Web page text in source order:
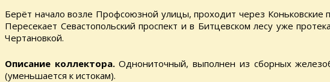
Берёт начало возле Профсоюзной улицы, проходит через Коньковские
Пересекает Севастопольский проспект и в Битцевском лесу уже
Чертановкой.
Описание коллектора.Однониточный, выполнен из сборных
(уменьшается к истокам).